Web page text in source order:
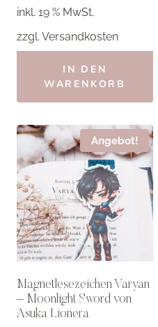
3,50 €2,80 €.
inkl. 19 % MwSt.
zzgl. Versandkosten
IN DEN
WARENKORB
Angebot!
Magnetlesezeichen Varyan
– Moonlight Sword von
Asuka Lionera